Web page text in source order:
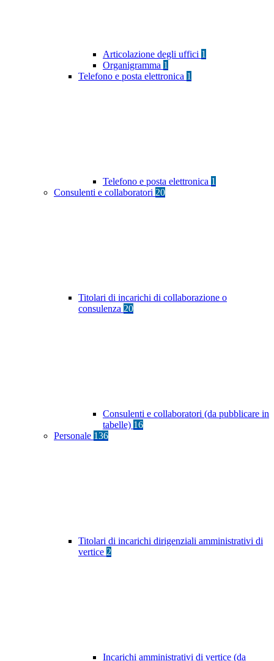
Articolazione degli uffici 1
Organigramma 1
Telefono e posta elettronica 1
Telefono e posta elettronica 1
Consulenti e collaboratori 20
Titolari di incarichi di collaborazione o
consulenza 20
Consulenti e collaboratori (da pubblicare in
tabelle) 16
Personale 136
Titolari di incarichi dirigenziali amministrativi di
vertice 2
Incarichi amministrativi di vertice (da